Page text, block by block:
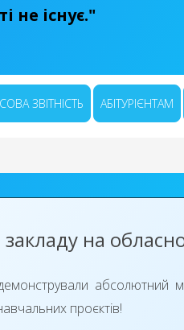
не існує."
ЗВІТНІСТЬ АБІТУРІЄНТАМ
на
абсолютний
проєктів!